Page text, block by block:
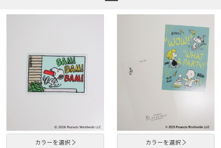
カラーを選択 カラーを選択